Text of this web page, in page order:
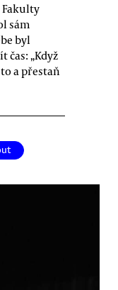
Fakulty
sám
byl
čas: „Když
a přestaň